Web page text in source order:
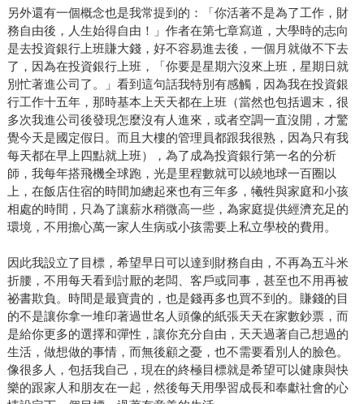
另外還有一個概念也是我常提到的：「你活著不是為了工作，財
務自由後，人生始得自由！」作者在第七章寫道，大學時的志向
是去投資銀行上班賺大錢，好不容易進去後，一個月就做不下去
了，因為在投資銀行上班，「你要是星期六沒來上班，星期日就
別忙著進公司了。」看到這句話我特別有感觸，因為我在投資銀
行工作十五年，那時基本上天天都在上班（當然也包括週末，很
多次我進公司後發現怎麼沒有人進來，或者空調一直沒開，才驚
覺今天是國定假日。而且大樓的管理員都跟我很熟，因為只有我
每天都在早上四點就上班），為了成為投資銀行第一名的分析
師，我每年搭飛機全球跑，光是里程數就可以繞地球一百圈以
上，在飯店住宿的時間加總起來也有三年多，犧牲與家庭和小孩
相處的時間，只為了讓薪水稍微高一些，為家庭提供經濟充足的
環境，不用擔心萬一家人生病或小孩需要上私立學校的費用。
因此我設立了目標，希望早日可以達到財務自由，不再為五斗米
折腰，不用每天看到討厭的老闆、客戶或同事，甚至也不用再被
祕書欺負。時間是最寶貴的，也是錢再多也買不到的。賺錢的目
的不是讓你拿一堆印著過世名人頭像的紙張天天在家數鈔票，而
是給你更多的選擇和彈性，讓你充分自由，天天過著自己想過的
生活，做想做的事情，而無後顧之憂，也不需要看別人的臉色。
像很多人，包括我自己，現在的終極目標就是希望可以健康與快
樂的跟家人和朋友在一起，然後每天用學習成長和奉獻社會的心